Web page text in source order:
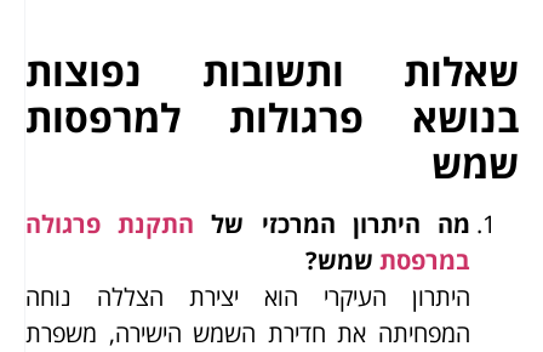
שאלות ותשובות נפוצות
בנושא פרגולות למרפסות
שמש
מה היתרון המרכזי של התקנת פרגולה
במרפסת שמש?
היתרון העיקרי הוא יצירת הצללה נוחה
המפחיתה את חדירת השמש הישירה, משפרת